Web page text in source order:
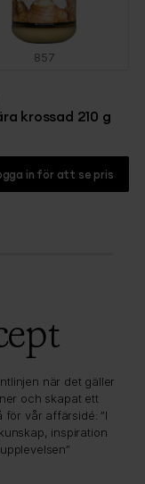
857
krossad 210 g
in för att se pris
när det gäller
och skapat ett
vår affärsidé: ”I
inspiration